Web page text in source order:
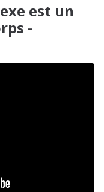
est un
-